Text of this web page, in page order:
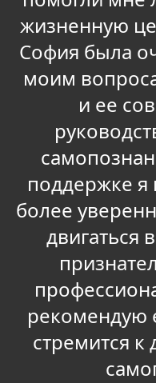
жизненную
София была
моим
и ее
поддержке я
более
двигаться
рекомендую
стремится к